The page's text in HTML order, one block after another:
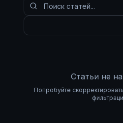
Статьи не
Попробуйте